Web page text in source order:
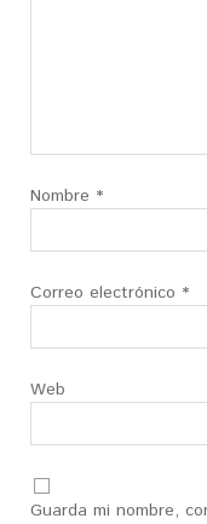
Nombre *
Correo electrónico *
Web
Guarda mi nombre,